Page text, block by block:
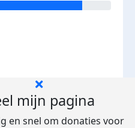
mijn pagina
en snel om donaties voor